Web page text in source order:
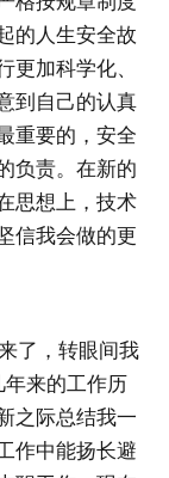
的人生安全故
更加科学化、
到自己的认真
重要的，安全
负责。在新的
思想上，技术
信我会做的更
了，转眼间我
来的工作历
之际总结我一
作中能扬长避